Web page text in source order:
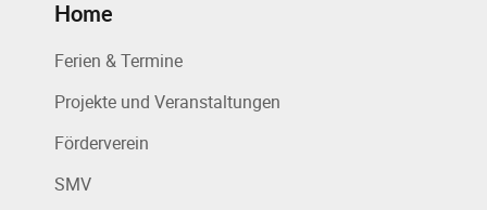
Home
Ferien & Termine
Projekte und Veranstaltungen
Förderverein
SMV